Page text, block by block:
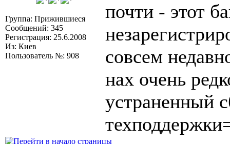
Группа: Прижившиеся
Сообщений: 345
Регистрация: 25.6.2008
Из: Киев
Пользователь №: 908
почти - этот
совсем
нах очень
устраненный